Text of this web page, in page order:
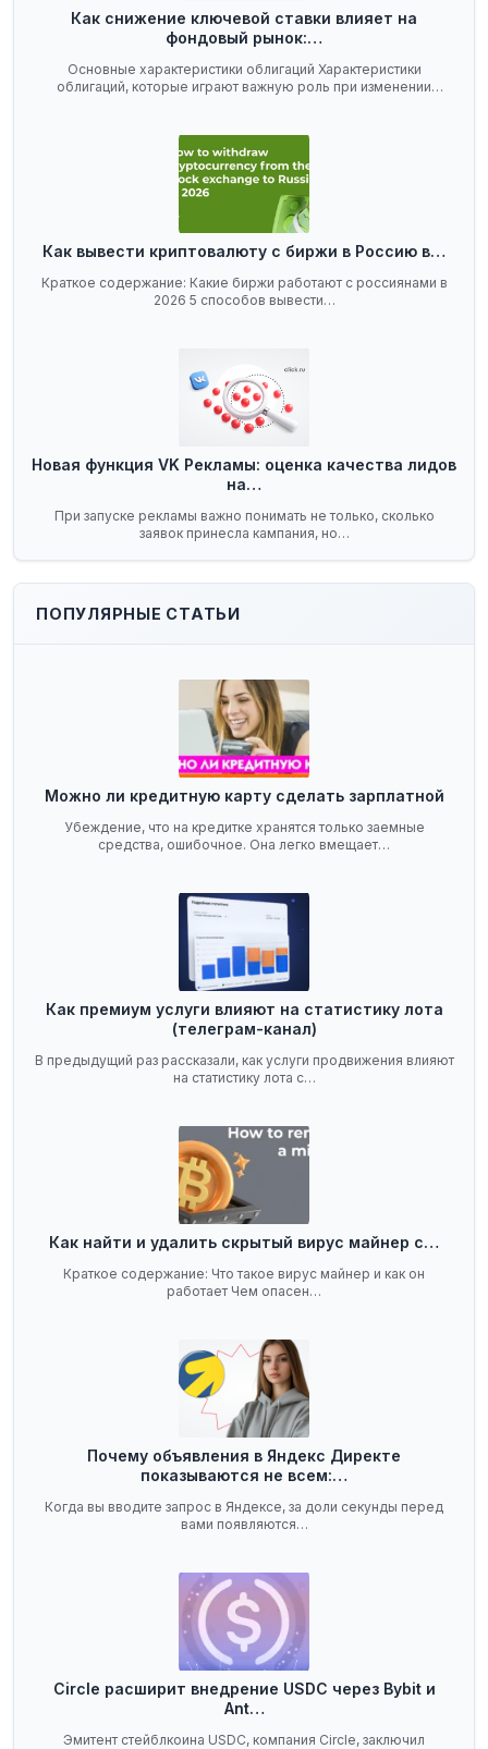
Как снижение ключевой ставки влияет на
фондовый рынок:…
Основные характеристики облигаций Характеристики
облигаций, которые играют важную роль при изменении
Как вывести криптовалюту с биржи в Россию в…
Краткое содержание: Какие биржи работают с россиянами в
2026 5 способов вывести…
Новая функция VK Рекламы: оценка качества лидов
на…
При запуске рекламы важно понимать не только, сколько
заявок принесла кампания, но…
ПОПУЛЯРНЫЕ СТАТЬИ
Можно ли кредитную карту сделать зарплатной
Убеждение, что на кредитке хранятся только заемные
средства, ошибочное. Она легко вмещает…
Как премиум услуги влияют на статистику лота
(телеграм-канал)
В предыдущий раз рассказали, как услуги продвижения влияют
на статистику лота с…
Как найти и удалить скрытый вирус майнер с…
Краткое содержание: Что такое вирус майнер и как он
работает Чем опасен…
Почему объявления в Яндекс Директе
показываются не всем:…
Когда вы вводите запрос в Яндексе, за доли секунды перед
вами появляются…
Circle расширит внедрение USDC через Bybit и
Ant…
Эмитент стейблкоина USDC, компания Circle, заключил